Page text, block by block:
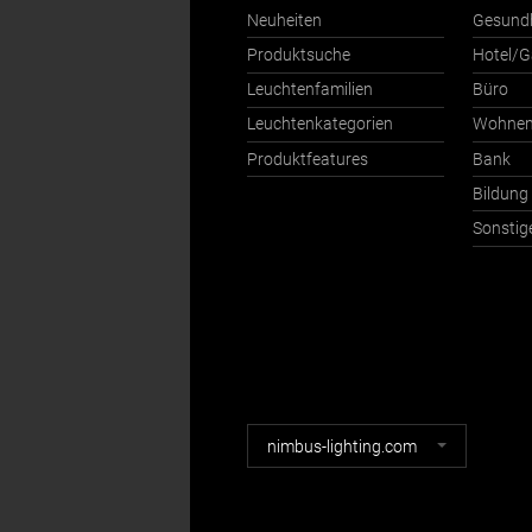
Neuheiten
Produktsuche
Leuchtenfamilien
Leuchtenkategorien
Produktfeatures
Hotel/
Büro
Wohnen
Bank
Bildung
Nimbus
Webseiten
nimbus-lighting.com